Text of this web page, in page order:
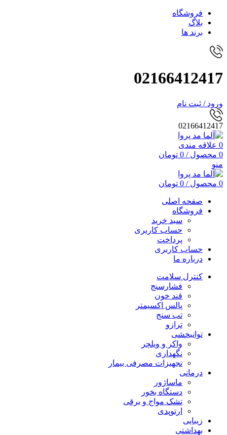
فروشگاه
بلاگ
برند ها
02166412417
ورود / ثبت نام
02166412417
0 علاقه مندی
0 محصول /
0 تومان
منو
0 محصول /
0 تومان
صفحه اصلی
فروشگاه
سبد خرید
حساب کاربری
پرداخت
حساب کاربری
درباره ما
کنترل سلامت
فشارسنج
قند خون
پالس اکسیمتر
تب سنج
ترازو
توانبخشی
واکر و ویلچر
نگهداری
تجهیزات مصرفی بیمار
درمانی
ماساژور
دستگاه بخور
تشک مواج و برقی
ارتوپدی
زیبایی
بهداشتی